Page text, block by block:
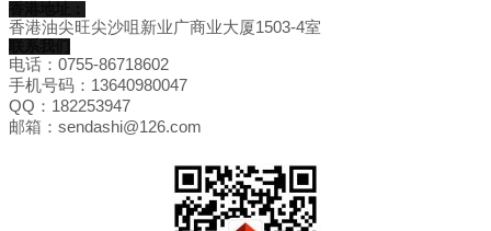
香港油尖旺尖沙咀新业广商业大厦1503-4室
电话：0755-86718602
手机号码：13640980047
QQ：182253947
邮箱：sendashi@126.com